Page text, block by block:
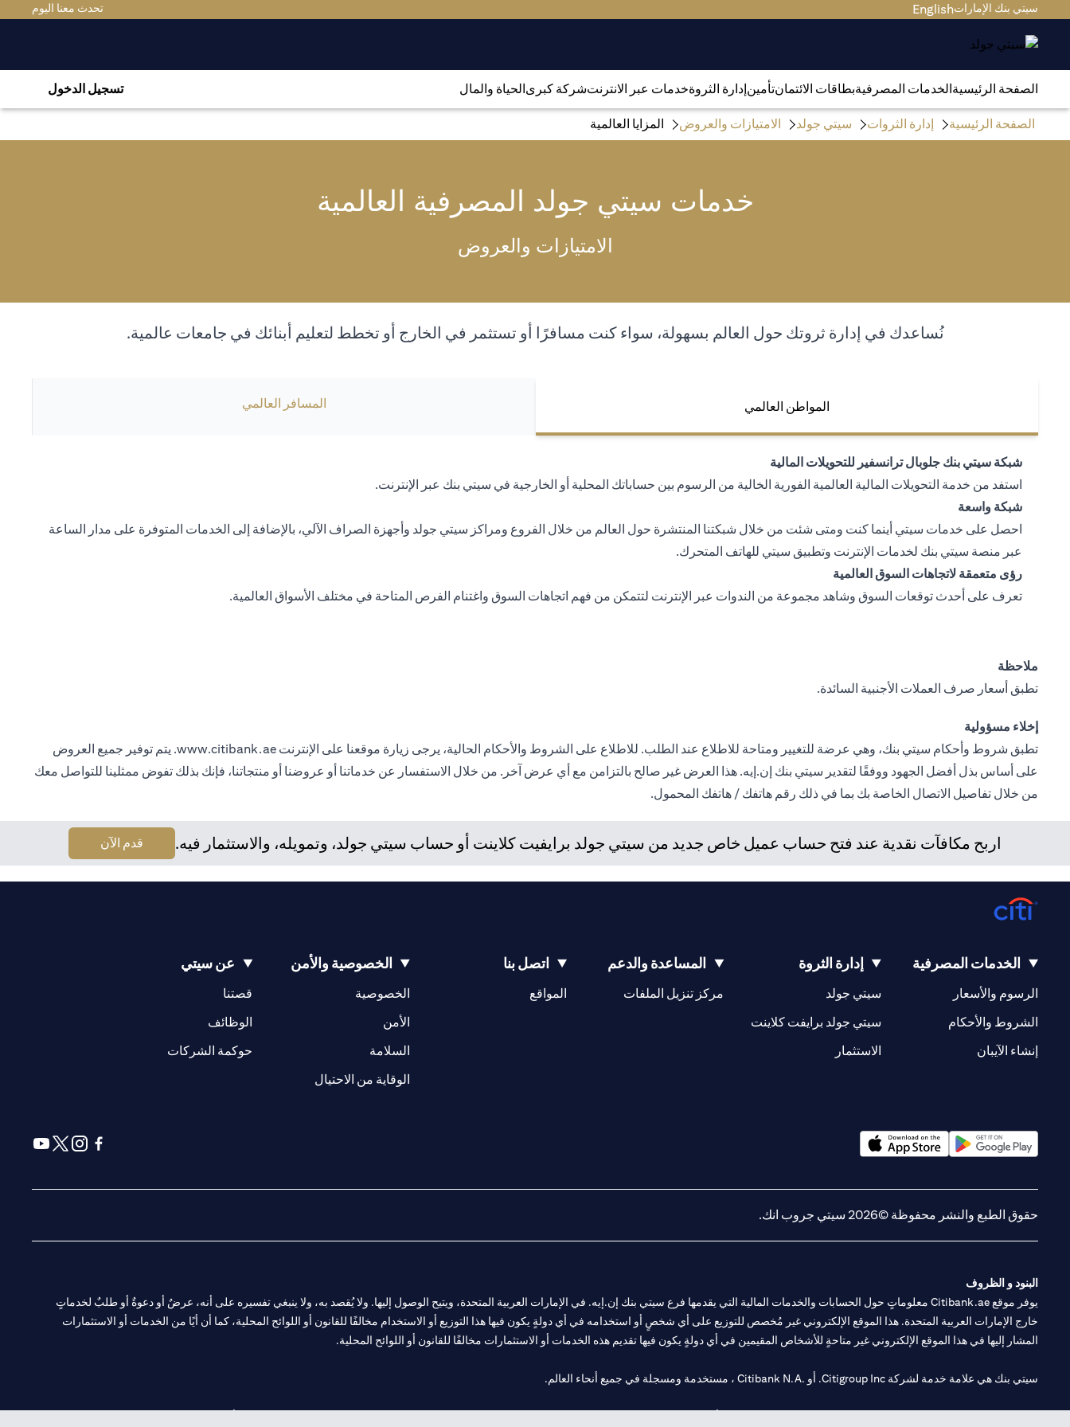
سيتي بنك الإماراتEnglish تحدث معنا اليوم
الصفحة الرئيسيةالخدمات المصرفيةبطاقات الائتمانتأمينإدارة الثروةخدمات عبر الانترنتشركة كبرىالحياة والمال تسجيل الدخول
الصفحة الرئيسية إدارة الثروات سيتي جولد الامتيازات والعروض المزايا العالمية
خدمات سيتي جولد المصرفية العالمية
الامتيازات والعروض
نُساعدك في إدارة ثروتك حول العالم بسهولة، سواء كنت مسافرًا أو تستثمر في الخارج أو تخطط لتعليم أبنائك في جامعات عالمية.
المواطن العالمي المسافر العالمي
شبكة سيتي بنك جلوبال ترانسفير للتحويلات المالية
استفد من خدمة التحويلات المالية العالمية الفورية الخالية من الرسوم بين حساباتك المحلية أو الخارجية في سيتي بنك عبر الإنترنت.
شبكة واسعة
احصل على خدمات سيتي أينما كنت ومتى شئت من خلال شبكتنا المنتشرة حول العالم من خلال الفروع ومراكز سيتي جولد وأجهزة الصراف الآلي، بالإضافة إلى الخدمات المتوفرة على مدار الساعة
عبر منصة سيتي بنك لخدمات الإنترنت وتطبيق سيتي للهاتف المتحرك.
رؤى متعمقة لاتجاهات السوق العالمية
تعرف على أحدث توقعات السوق وشاهد مجموعة من الندوات عبر الإنترنت لتتمكن من فهم اتجاهات السوق واغتنام الفرص المتاحة في مختلف الأسواق العالمية.
ملاحظة
تطبق أسعار صرف العملات الأجنبية السائدة.
إخلاء مسؤولية
تطبق شروط وأحكام سيتي بنك، وهي عرضة للتغيير ومتاحة للاطلاع عند الطلب. للاطلاع على الشروط والأحكام الحالية، يرجى زيارة موقعنا على الإنترنت www.citibank.ae. يتم توفير جميع العروض
على أساس بذل أفضل الجهود ووفقًا لتقدير سيتي بنك إن.إيه. هذا العرض غير صالح بالتزامن مع أي عرض آخر. من خلال الاستفسار عن خدماتنا أو عروضنا أو منتجاتنا، فإنك بذلك تفوض ممثلينا للتواصل معك
من خلال تفاصيل الاتصال الخاصة بك بما في ذلك رقم هاتفك / هاتفك المحمول.
اربح مكافآت نقدية عند فتح حساب عميل خاص جديد من سيتي جولد برايفيت كلاينت أو حساب سيتي جولد، وتمويله، والاستثمار فيه. قدم الآن
الخدمات المصرفية
الرسوم والأسعار
الشروط والأحكام
إنشاء الآيبان
إدارة الثروة
سيتي جولد
سيتي جولد برايفت كلاينت
الاستثمار
المساعدة والدعم
مركز تنزيل الملفات
اتصل بنا
المواقع
(opens in a new tab)
الخصوصية والأمن
الخصوصية
الأمن
السلامة
الوقاية من الاحتيال
عن سيتي
قصتنا
(opens in a new tab)
الوظائف
(opens in a new tab)
حوكمة الشركات
(opens in a new tab)
حقوق الطبع والنشر محفوظة ©2026 سيتي جروب انك.
البنود و الظروف
يوفر موقع Citibank.ae معلوماتٍ حول الحسابات والخدمات المالية التي يقدمها فرع سيتي بنك إن.إيه. في الإمارات العربية المتحدة، ويتيح الوصول إليها. ولا يُقصد به، ولا ينبغي تفسيره على أنه، عرضٌ أو دعوةٌ أو طلبٌ لخدماتٍ
خارج الإمارات العربية المتحدة. هذا الموقع الإلكتروني غير مُخصص للتوزيع على أي شخصٍ أو استخدامه في أي دولةٍ يكون فيها هذا التوزيع أو الاستخدام مخالفًا للقانون أو اللوائح المحلية، كما أن أيًا من الخدمات أو الاستثمارات
المشار إليها في هذا الموقع الإلكتروني غير متاحةٍ للأشخاص المقيمين في أي دولةٍ يكون فيها تقديم هذه الخدمات أو الاستثمارات مخالفًا للقانون أو اللوائح المحلية.
سيتي بنك هي علامة خدمة لشركة Citigroup Inc. أو .Citibank N.A ، مستخدمة ومسجلة في جميع أنحاء العالم.